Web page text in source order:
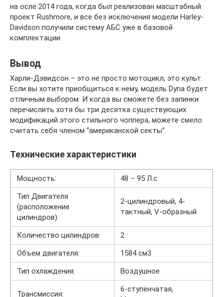
на осле 2014 года, когда был реализован масштабный
проект Rushmore, и все без исключения модели Harley-
Davidson получили систему АБС уже в базовой
комплектации.
Вывод
Харли-Дэвидсон – это не просто мотоцикл, это культ.
Если вы хотите приобщиться к нему, модель Dyna будет
отличным выбором. И когда вы сможете без запинки
перечислить хотя бы три десятка существующих
модификаций этого стильного чоппера, можете смело
считать себя членом “американской секты”.
Технические характеристики
Мощность:
48 – 95 Л.с.
Тип Двигателя
(расположение
цилиндров):
2-цилиндровый, 4-
тактный, V-образный
Количество цилиндров:
2
Объем двигателя:
1584 см3
Тип охлаждения:
Воздушное
Трансмиссия:
6-ступенчатая,